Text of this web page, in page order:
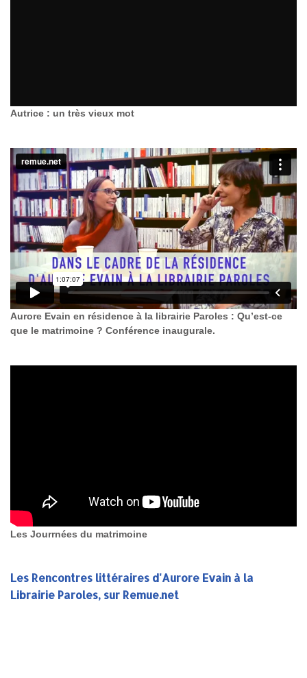
Autrice : un très vieux mot
Aurore Evain en résidence à la librairie Paroles : Qu’est-ce
que le matrimoine ? Conférence inaugurale.
Les Jourrnées du matrimoine
Les Rencontres littéraires d'Aurore Evain à la
Librairie Paroles, sur Remue.net